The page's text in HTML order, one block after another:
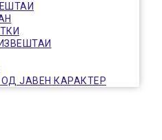
ЈАВЕН КАРАКТЕР